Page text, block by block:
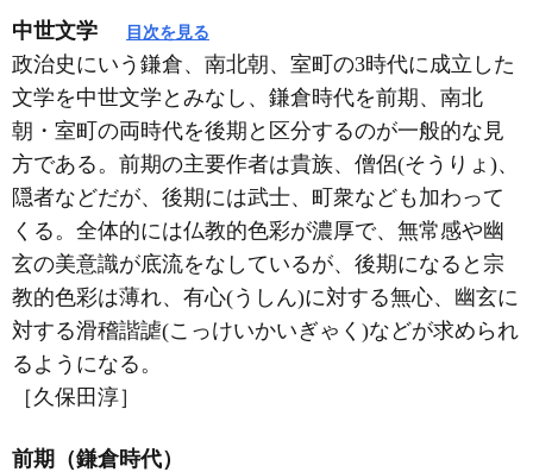
中世文学 目次を見る
政治史にいう鎌倉、南北朝、室町の3時代に成立した
文学を中世文学とみなし、鎌倉時代を前期、南北
朝・室町の両時代を後期と区分するのが一般的な見
方である。前期の主要作者は貴族、僧侶(そうりょ)、
隠者などだが、後期には武士、町衆なども加わって
くる。全体的には仏教的色彩が濃厚で、無常感や幽
玄の美意識が底流をなしているが、後期になると宗
教的色彩は薄れ、有心(うしん)に対する無心、幽玄に
対する滑稽諧謔(こっけいかいぎゃく)などが求められ
るようになる。
［久保田淳］
前期（鎌倉時代）